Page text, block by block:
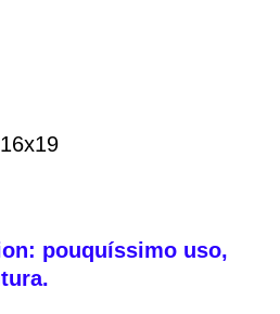
16x19
pouquíssimo uso,